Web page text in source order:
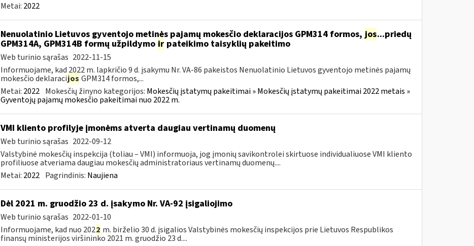
Metai: 2022
Nenuolatinio Lietuvos gyventojo metinės pajamų mokesčio deklaracijos GPM314 formos, jos...priedų
GPM314A, GPM314B formų užpildymo irpateikimo taisyklių pakeitimo
Web turinio sąrašas 2022-11-15
Informuojame, kad 2022 m. lapkričio 9 d. įsakymu Nr. VA-86 pakeistos Nenuolatinio Lietuvos gyventojo metinės pajamų
mokesčio deklaracijos GPM314 formos,...
Metai: 2022 Mokesčių žinyno kategorijos: Mokesčių įstatymų pakeitimai » Mokesčių įstatymų pakeitimai 2022 metais »
Gyventojų pajamų mokesčio pakeitimai nuo 2022 m.
VMI kliento profilyje įmonėms atverta daugiau vertinamų duomenų
Web turinio sąrašas 2022-09-12
Valstybinė mokesčių inspekcija (toliau – VMI) informuoja, jog įmonių savikontrolei skirtuose individualiuose VMI kliento
profiliuose atveriama daugiau mokesčių administratoriaus vertinamų duomenų....
Metai: 2022 Pagrindinis: Naujiena
Dėl 2021 m. gruodžio 23 d. įsakymo Nr. VA-92 įsigaliojimo
Web turinio sąrašas 2022-01-10
Informuojame, kad nuo 2022 m. birželio 30 d. įsigalios Valstybinės mokesčių inspekcijos prie Lietuvos Respublikos
finansų ministerijos viršininko 2021 m. gruodžio 23 d....